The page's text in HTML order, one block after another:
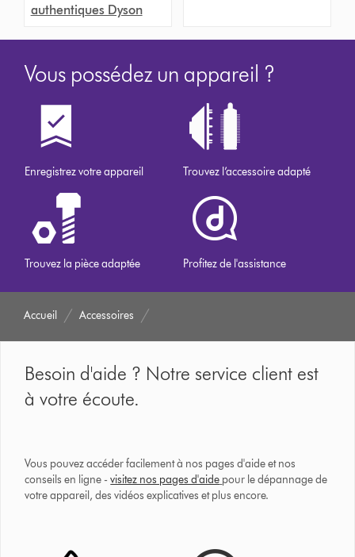
authentiques Dyson
Vous possédez un appareil ?
Enregistrez votre appareil Trouvez l’accessoire adapté
Trouvez la pièce adaptée Profitez de l'assistance
Accueil Accessoires
Besoin d'aide ? Notre service client est
à votre écoute.
Vous pouvez accéder facilement à nos pages d'aide et nos
conseils en ligne -visitez nos pages d'aide pour le dépannage de
votre appareil, des vidéos explicatives et plus encore.